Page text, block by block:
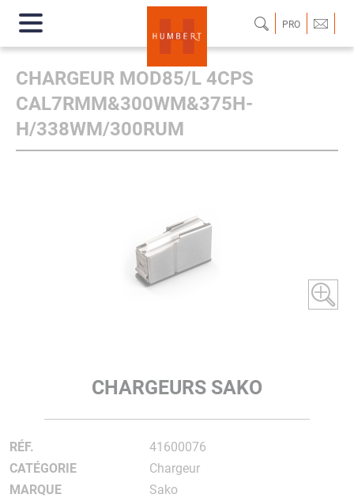
PRO
CHARGEUR MOD85/L 4CPS
CAL7RMM&300WM&375H-
H/338WM/300RUM
CHARGEURS SAKO
RÉF.
41600076
CATÉGORIE
Chargeur
MARQUE
Sako